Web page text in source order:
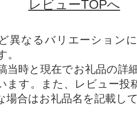
レビューTOPへ
異なるバリエーション
。
当時と現在でお礼品の詳
ます。また、レビュー投
場合はお礼品名を記載し